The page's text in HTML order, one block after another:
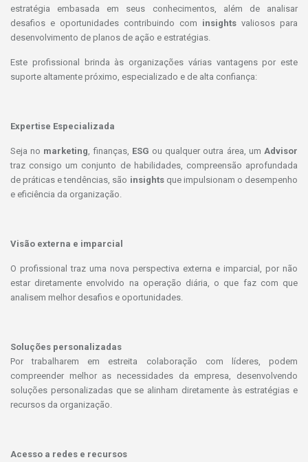
estratégia embasada em seus conhecimentos, além de analisar
desafios e oportunidades contribuindo com insights valiosos para
desenvolvimento de planos de ação e estratégias.
Este profissional brinda às organizações várias vantagens por este
suporte altamente próximo, especializado e de alta confiança:
Expertise Especializada
Seja no marketing, finanças, ESG ou qualquer outra área, umAdvisor
traz consigo um conjunto de habilidades, compreensão aprofundada
de práticas e tendências, são insightsque impulsionam o desempenho
e eficiência da organização.
Visão externa e imparcial
O profissional traz uma nova perspectiva externa e imparcial, por não
estar diretamente envolvido na operação diária, o que faz com que
analisem melhor desafios e oportunidades.
Soluções personalizadas
Por trabalharem em estreita colaboração com líderes, podem
compreender melhor as necessidades da empresa, desenvolvendo
soluções personalizadas que se alinham diretamente às estratégias e
recursos da organização.
Acesso a redes e recursos